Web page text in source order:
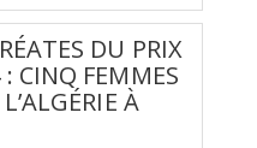
DU PRIX
CINQ FEMMES
À